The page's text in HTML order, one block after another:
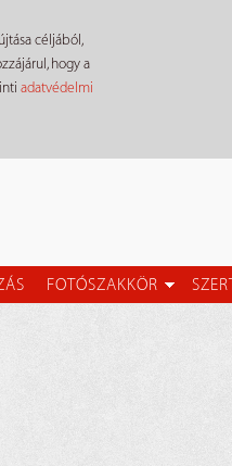
céljából,
hogy a
adatvédelmi
FOTÓSZAKKÖR